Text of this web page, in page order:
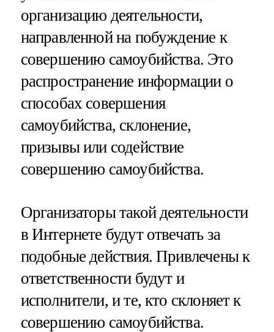
организацию деятельности,
направленной на побуждение к
совершению самоубийства. Это
распространение информации о
способах совершения
самоубийства, склонение,
призывы или содействие
совершению самоубийства.
Организаторы такой деятельности
в Интернете будут отвечать за
подобные действия. Привлечены к
ответственности будут и
исполнители, и те, кто склоняет к
совершению самоубийства.